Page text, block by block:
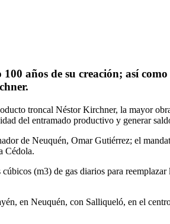
años de su creación; así como
troncal Néstor Kirchner, la mayor
del entramado productivo y generar
de Neuquén, Omar Gutiérrez; el
Cédola.
(m3) de gas diarios para
en Neuquén, con Salliqueló, en el